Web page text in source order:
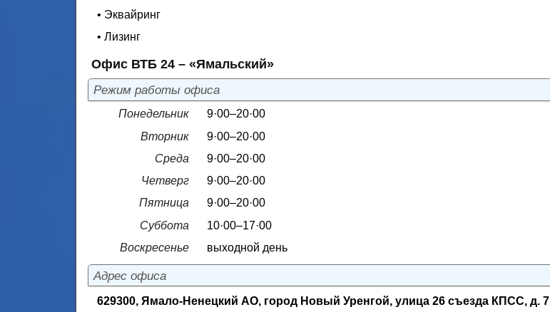
• Эквайринг
• Лизинг
Офис ВТБ 24 – «Ямальский»
Режим работы офиса
Понедельник
9·00–20·00
Вторник
9·00–20·00
Среда
9·00–20·00
Четверг
9·00–20·00
Пятница
9·00–20·00
Суббота
10·00–17·00
Воскресенье
выходной день
Адрес офиса
629300, Ямало-Ненецкий АО, город Новый Уренгой, улица 26 съезда КПСС, д. 7